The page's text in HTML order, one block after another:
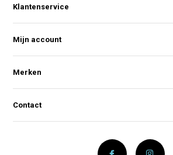
Klantenservice
Mijn account
Merken
Contact